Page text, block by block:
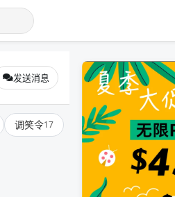
发送消息
调笑令17